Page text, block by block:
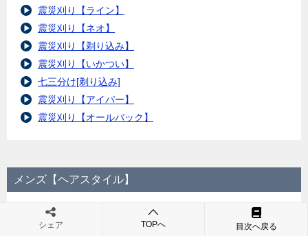
震災刈り【ライン】
震災刈り【ネオ】
震災刈り【剃り込み】
震災刈り【いかつい】
七三分け[剃り込み]
震災刈り【アイパー】
震災刈り【オールバック】
メンズ【ヘアスタイル】
髪の毛[細い]髪型
ツイストパーマ[メンズ]
シェア TOPへ 目次へ戻る